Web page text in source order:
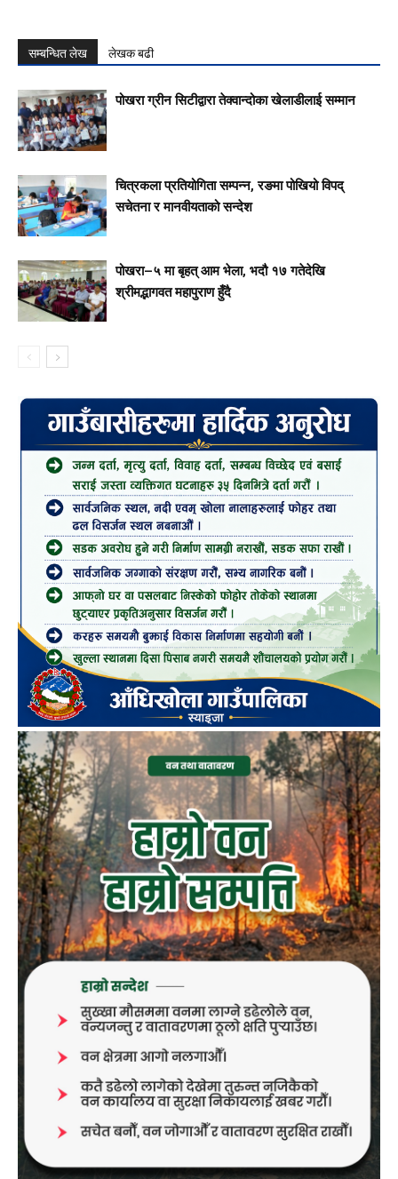
सम्बन्धित लेख लेखक बढी
पोखरा ग्रीन सिटीद्वारा तेक्वान्दोका खेलाडीलाई सम्मान
चित्रकला प्रतियोगिता सम्पन्न, रङमा पोखियो विपद्
सचेतना र मानवीयताको सन्देश
पोखरा–५ मा बृहत् आम भेला, भदौ १७ गतेदेखि
श्रीमद्भागवत महापुराण हुँदै